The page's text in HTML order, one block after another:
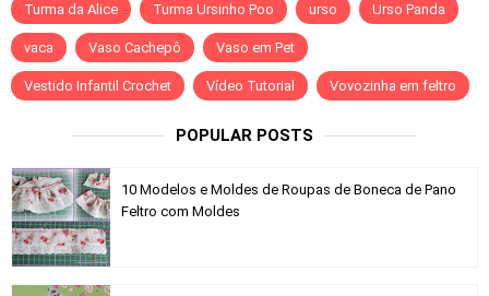
Turma da Alice Turma Ursinho Poo urso Urso Panda
vaca Vaso Cachepô Vaso em Pet
Vestido Infantil Crochet Vídeo Tutorial Vovozinha em feltro
POPULAR POSTS
10 Modelos e Moldes de Roupas de Boneca de Pano
Feltro com Moldes